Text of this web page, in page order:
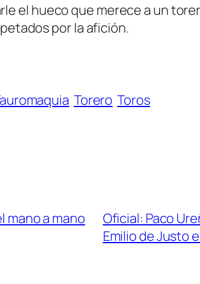
el hueco que merece a un
por la afición.
Torero Toros
mano a mano
Oficial: Paco
Emilio de Justo